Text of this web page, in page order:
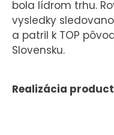
bola lídrom trhu.
vysledky
a patril k TOP
Slovensku.
Realizácia